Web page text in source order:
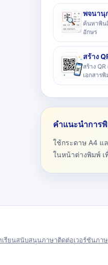
พจนานุ
ค้นหาพิน
อักษร
สร้าง
สร้าง
เอกสารพิ
คำแนะนำการ
ใช้กระดาษ A4 แ
ในหน้าต่างพิมพ์ เ
รียนสนับสนุนภาษาติดต่อเวอร์ชันภา